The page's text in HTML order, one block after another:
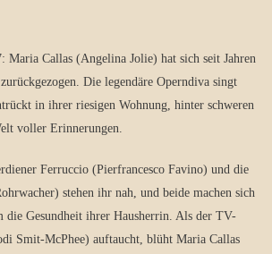
Maria Callas (Angelina Jolie) hat sich seit Jahren
Die legendäre Operndiva singt
in ihrer riesigen Wohnung, hinter schweren
voller Erinnerungen.
Ferruccio (Pierfrancesco Favino) und die
stehen ihr nah, und beide machen sich
die Gesundheit ihrer Hausherrin. Als der TV-
Smit-McPhee) auftaucht, blüht Maria Callas